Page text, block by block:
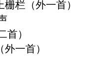
栏（外一首）
首）
一首）